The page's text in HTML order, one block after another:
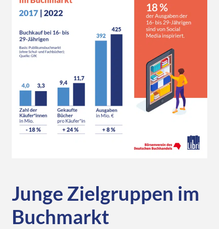
Junge Zielgruppen im
Buchmarkt